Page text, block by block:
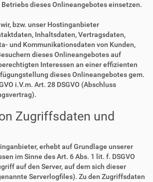
Betriebs dieses Onlineangebotes einsetzen.
bzw. unser Hostinganbieter
Inhaltsdaten, Vertragsdaten,
und Kommunikationsdaten von Kunden,
dieses Onlineangebotes auf
Interessen an einer effizienten
dieses Onlineangebotes gem.
i.V.m. Art. 28 DSGVO (Abschluss
Zugriffsdaten und
erhebt auf Grundlage unserer
im Sinne des Art. 6 Abs. 1 lit. f. DSGVO
auf den Server, auf dem sich dieser
Serverlogfiles). Zu den Zugriffsdaten